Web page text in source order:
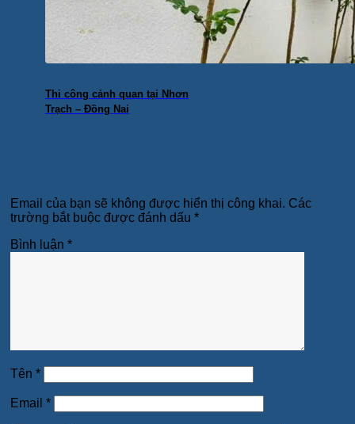
Thi công cảnh quan tại Nhơn
Trạch – Đồng Nai
Email của bạn sẽ không được hiển thị công khai. Các
trường bắt buộc được đánh dấu *
Bình luận *
Tên *
Email *